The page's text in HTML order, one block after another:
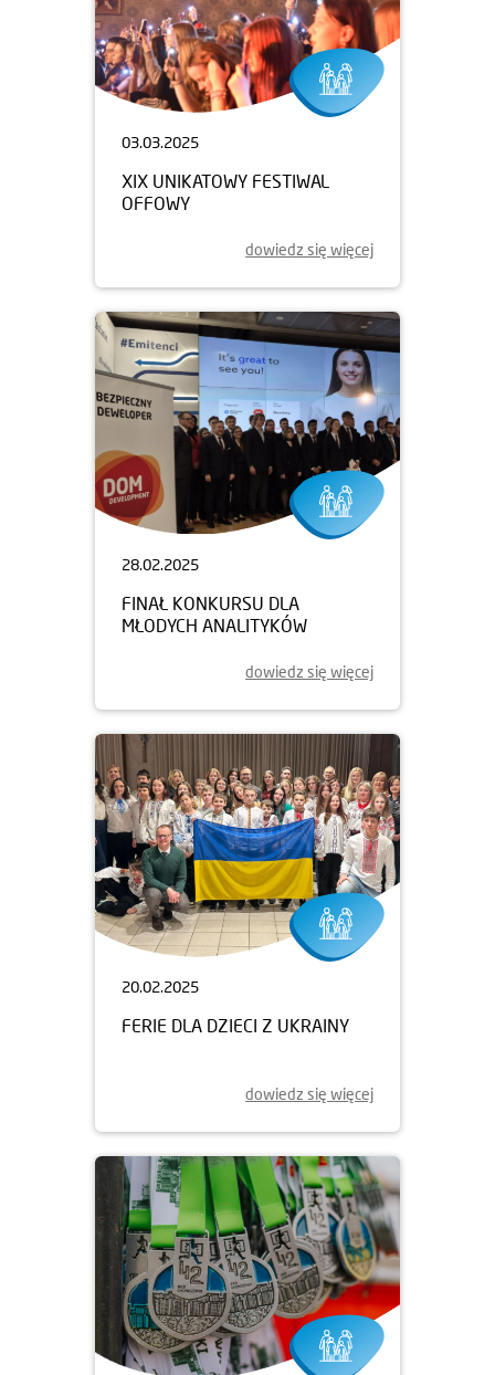
03.03.2025
XIX UNIKATOWY FESTIWAL
OFFOWY
dowiedz się więcej
28.02.2025
FINAŁ KONKURSU DLA
MŁODYCH ANALITYKÓW
dowiedz się więcej
20.02.2025
FERIE DLA DZIECI Z UKRAINY
dowiedz się więcej